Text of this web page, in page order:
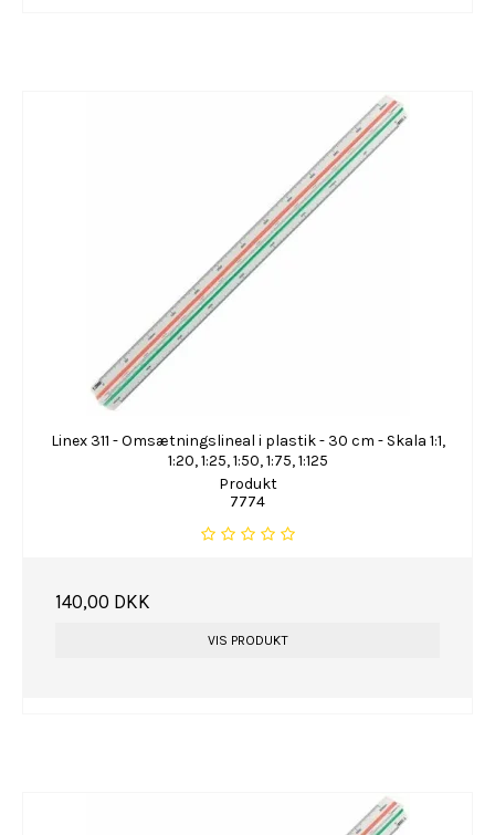
Linex 311 - Omsætningslineal i plastik - 30 cm - Skala 1:1,
1:20, 1:25, 1:50, 1:75, 1:125
Produkt
7774
140,00 DKK
VIS PRODUKT